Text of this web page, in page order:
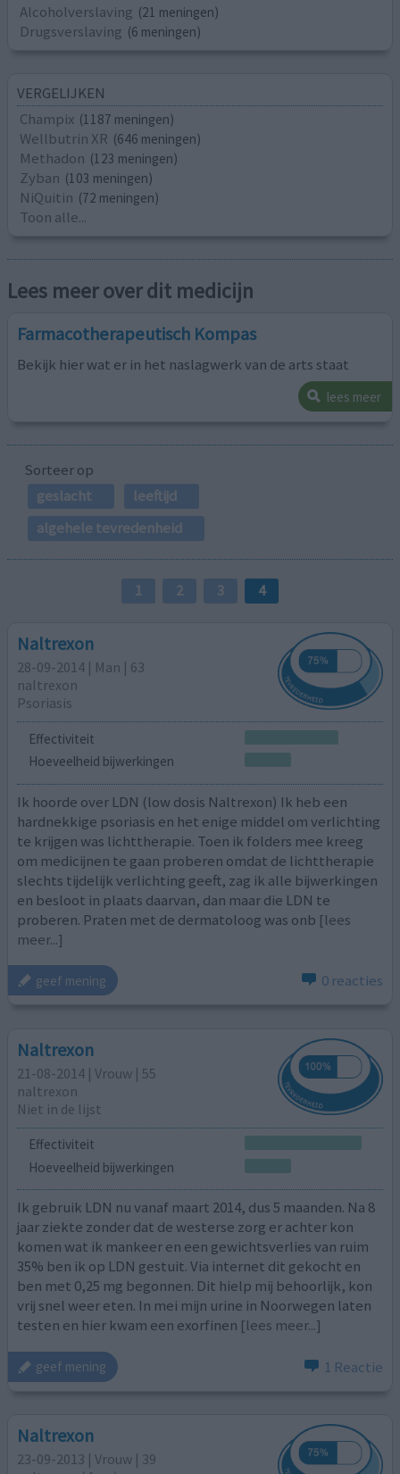
Alcoholverslaving (21 meningen)
Drugsverslaving (6 meningen)
VERGELIJKEN
Champix (1187 meningen)
Wellbutrin XR (646 meningen)
Methadon (123 meningen)
Zyban (103 meningen)
NiQuitin (72 meningen)
Toon alle...
Lees meer over dit medicijn
Farmacotherapeutisch Kompas
Bekijk hier wat er in het naslagwerk van de arts staat
lees meer
Sorteer op
geslacht
leeftijd
algehele tevredenheid
1 2 3 4
Naltrexon
28-09-2014 | Man | 63
naltrexon
Psoriasis
Effectiviteit
Hoeveelheid bijwerkingen
Ik hoorde over LDN (low dosis Naltrexon) Ik heb een
hardnekkige psoriasis en het enige middel om verlichting
te krijgen was lichttherapie. Toen ik folders mee kreeg
om medicijnen te gaan proberen omdat de lichttherapie
slechts tijdelijk verlichting geeft, zag ik alle bijwerkingen
en besloot in plaats daarvan, dan maar die LDN te
proberen. Praten met de dermatoloog was onb [lees
meer...]
geef mening 0 reacties
Naltrexon
21-08-2014 | Vrouw | 55
naltrexon
Niet in de lijst
Effectiviteit
Hoeveelheid bijwerkingen
Ik gebruik LDN nu vanaf maart 2014, dus 5 maanden. Na 8
jaar ziekte zonder dat de westerse zorg er achter kon
komen wat ik mankeer en een gewichtsverlies van ruim
35% ben ik op LDN gestuit. Via internet dit gekocht en
ben met 0,25 mg begonnen. Dit hielp mij behoorlijk, kon
vrij snel weer eten. In mei mijn urine in Noorwegen laten
testen en hier kwam een exorfinen [lees meer...]
geef mening 1 Reactie
Naltrexon
23-09-2013 | Vrouw | 39